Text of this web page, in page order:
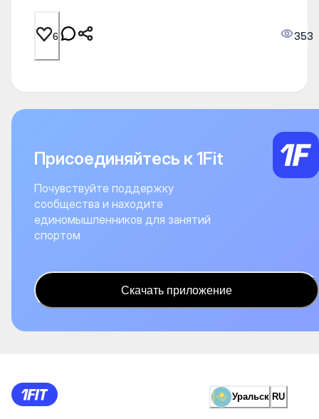
6 353
Присоединяйтесь к 1Fit
Почувствуйте поддержку
сообщества и находите
единомышленников для занятий
спортом
Скачать приложение
Уральск RU